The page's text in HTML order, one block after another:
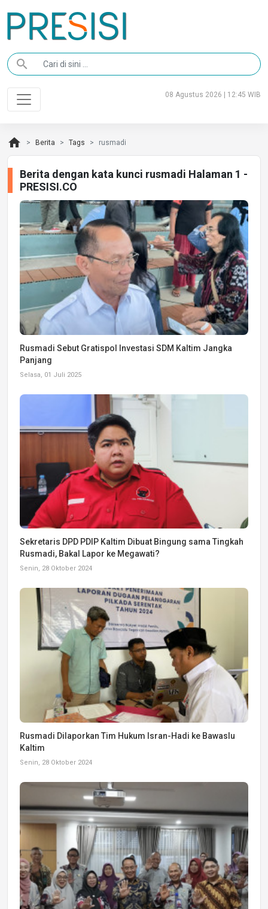
search
08 Agustus 2026 | 12:45 WIB
home Berita Tags rusmadi
Berita dengan kata kunci rusmadi Halaman 1 -
PRESISI.CO
Rusmadi Sebut Gratispol Investasi SDM Kaltim Jangka
Panjang
Selasa, 01 Juli 2025
Sekretaris DPD PDIP Kaltim Dibuat Bingung sama Tingkah
Rusmadi, Bakal Lapor ke Megawati?
Senin, 28 Oktober 2024
Rusmadi Dilaporkan Tim Hukum Isran-Hadi ke Bawaslu
Kaltim
Senin, 28 Oktober 2024